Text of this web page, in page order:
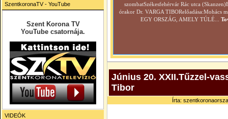
SzentkoronaTV - YouTube
Szent Korona TV
YouTube csatornája.
VIDEÓK
szombatSzékesfehérvár Rác utca
órakor Dr. VARGA TIBORelőadása:Mohács
EGY ORSZÁG, AMELY TÚLÉ...
Június 20. XXII.Tűzzel-
Tibor
Írta: